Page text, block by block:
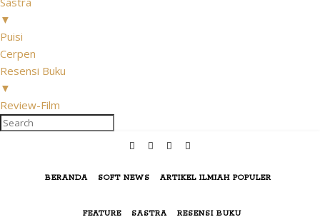
▼
Puisi
Cerpen
Resensi Buku
▼
Review-Film
BERANDA SOFT NEWS ARTIKEL ILMIAH POPULER
FEATURE SASTRA RESENSI BUKU